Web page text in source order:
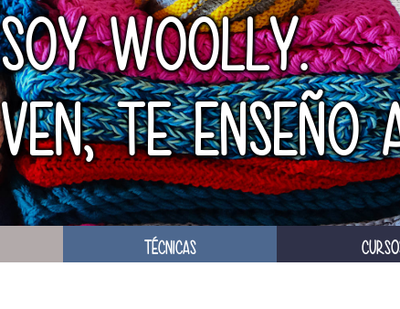
SOY WOOLLY.
VEN, TE ENSEÑO
TÉCNICAS